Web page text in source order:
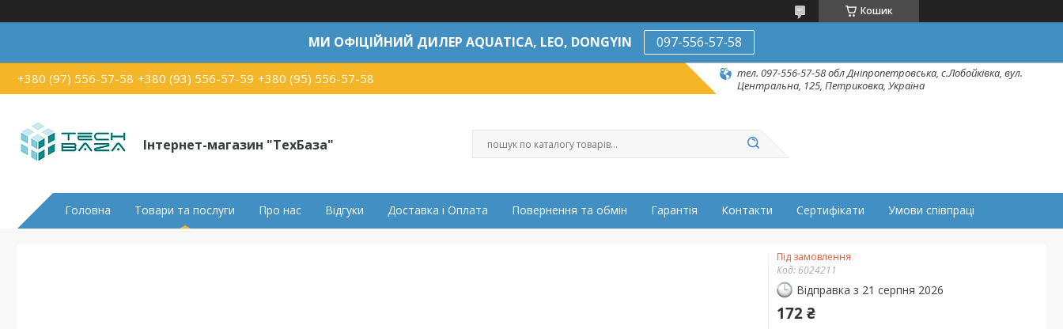
Кошик
МИ ОФІЦІЙНИЙ ДИЛЕР AQUATICA, LEO, DONGYIN 097-556-57-58
+380 (97) 556-57-58 +380 (93) 556-57-59 +380 (95) 556-57-58
тел. 097-556-57-58 обл Дніпропетровська, с.Лобойківка, вул.
Центральна, 125, Петриковка, Україна
Інтернет-магазин "ТехБаза"
Головна Товари та послуги Про нас Відгуки Доставка і Оплата Повернення та обмін Гарантія Контакти Сертифікати Умови співпраці
Під замовлення
Код: 6024211
Відправка з 21 серпня 2026
172 ₴